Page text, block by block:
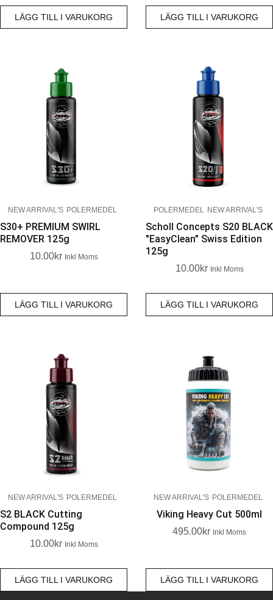
LÄGG TILL I VARUKORG LÄGG TILL I VARUKORG
NEW ARRIVAL'S POLERMEDEL
S30+ PREMIUM SWIRL
REMOVER 125g
10.00Kr Inkl Moms
LÄGG TILL I VARUKORG
POLERMEDEL NEW ARRIVAL'S
Scholl Concepts S20 BLACK
"EasyClean" Swiss Edition
125g
10.00Kr Inkl Moms
LÄGG TILL I VARUKORG
NEW ARRIVAL'S POLERMEDEL
S2 BLACK Cutting
Compound 125g
10.00Kr Inkl Moms
LÄGG TILL I VARUKORG
NEW ARRIVAL'S POLERMEDEL
Viking Heavy Cut 500ml
495.00Kr Inkl Moms
LÄGG TILL I VARUKORG